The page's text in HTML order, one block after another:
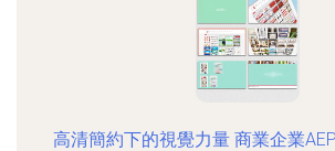
高清簡約下的視覺力量 商業企業